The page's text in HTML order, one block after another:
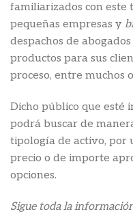
familiarizados con este
pequeñas empresas y
despachos de
productos para sus
proceso, entre muchos
Dicho público que esté
podrá buscar de
tipología de activo, por
precio o de importe
opciones.
Sigue toda la